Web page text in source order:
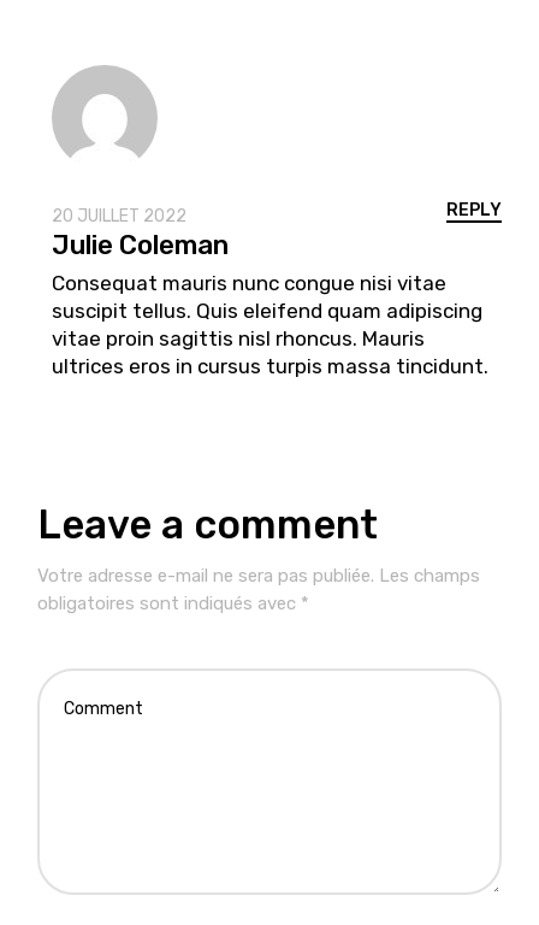
Julie Coleman
20 JUILLET 2022 REPLY
Consequat mauris nunc congue nisi vitae
suscipit tellus. Quis eleifend quam adipiscing
vitae proin sagittis nisl rhoncus. Mauris
ultrices eros in cursus turpis massa tincidunt.
Leave a comment
Votre adresse e-mail ne sera pas publiée. Les champs
obligatoires sont indiqués avec *